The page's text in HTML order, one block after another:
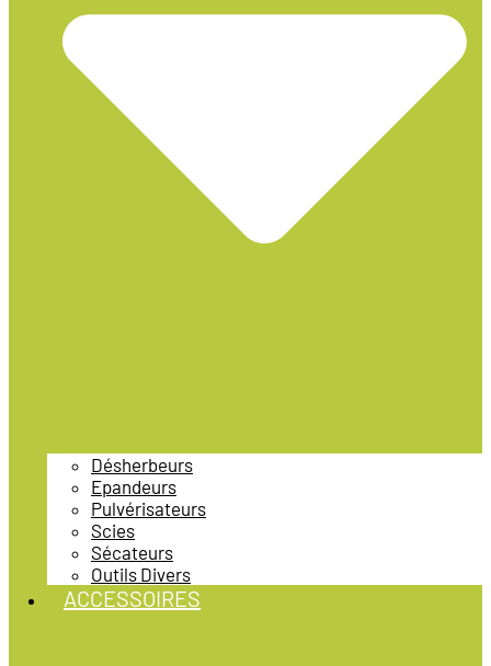
Désherbeurs
Epandeurs
Pulvérisateurs
Scies
Sécateurs
Outils Divers
ACCESSOIRES